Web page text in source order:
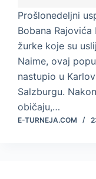
Prošlonedeljni
Bobana
žurke koje su
Naime, ovaj
nastupio u
Salzburgu.
običaju,…
E-TURNEJA.COM